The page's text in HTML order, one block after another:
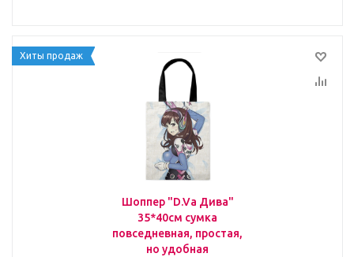
Хиты продаж
Шоппер "D.Va Дива"
35*40см сумка
повседневная, простая,
но удобная